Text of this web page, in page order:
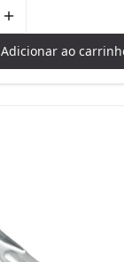
Adicionar ao